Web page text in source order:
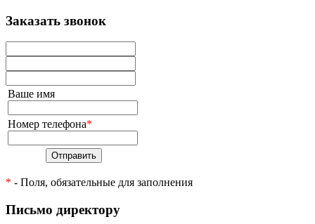
Заказать звонок
Ваше имя
Номер телефона*
Отправить
* - Поля, обязательные для заполнения
Письмо директору